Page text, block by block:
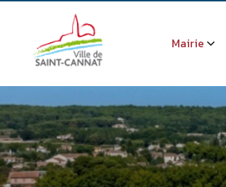
Mairie